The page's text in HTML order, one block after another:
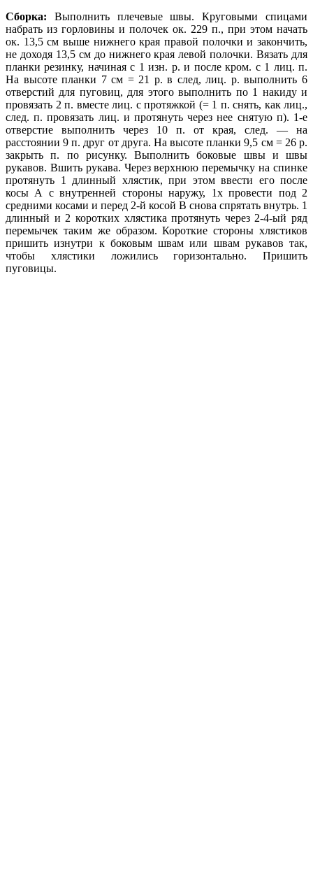
Сборка: Выполнить плечевые швы. Круговыми спицами
набрать из горловины и полочек ок. 229 п., при этом начать
ок. 13,5 см выше нижнего края правой полочки и закончить,
не доходя 13,5 см до нижнего края левой полочки. Вязать для
планки резинку, начиная с 1 изн. р. и после кром. с 1 лиц. п.
На высоте планки 7 см = 21 р. в след, лиц. р. выполнить 6
отверстий для пуговиц, для этого выполнить по 1 накиду и
провязать 2 п. вместе лиц. с протяжкой (= 1 п. снять, как лиц.,
след. п. провязать лиц. и протянуть через нее снятую п). 1-е
отверстие выполнить через 10 п. от края, след. — на
расстоянии 9 п. друг от друга. На высоте планки 9,5 см = 26 р.
закрыть п. по рисунку. Выполнить боковые швы и швы
рукавов. Вшить рукава. Через верхнюю перемычку на спинке
протянуть 1 длинный хлястик, при этом ввести его после
косы А с внутренней стороны наружу, 1х провести под 2
средними косами и перед 2-й косой В снова спрятать внутрь. 1
длинный и 2 коротких хлястика протянуть через 2-4-ый ряд
перемычек таким же образом. Короткие стороны хлястиков
пришить изнутри к боковым швам или швам рукавов так,
чтобы хлястики ложились горизонтально. Пришить
пуговицы.